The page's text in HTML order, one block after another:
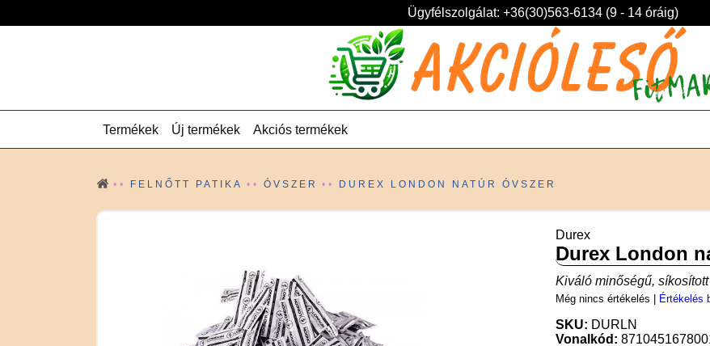
Ügyfélszolgálat: +36(30)563-6134 (9 - 14 óráig)
Termékek Új termékek Akciós termékek
FELNŐTT PATIKA ÓVSZER DUREX LONDON NATÚR ÓVSZER
Durex
Durex London
Kiváló minőségű,
Még nincs értékelés Értékelés
SKU: DURLN
Vonalkód: